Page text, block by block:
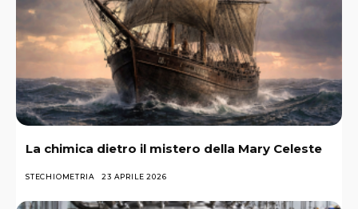
La chimica dietro il mistero della Mary Celeste
STECHIOMETRIA 23 APRILE 2026